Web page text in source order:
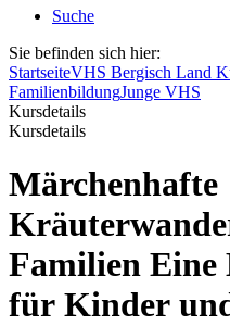
Suche
Sie befinden sich hier:
StartseiteVHS Bergisch Land
FamilienbildungJunge VHS
Kursdetails
Kursdetails
Märchenhafte
Familien Eine Kräuterführung
für Kinder